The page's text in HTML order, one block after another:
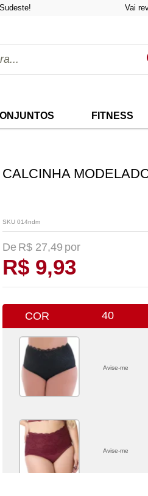
Vai
FITNESS
CALCINHA
SKU 014ndm
R$ 27,49
R$ 9,93
COR 40
Avise-me
Avise-me